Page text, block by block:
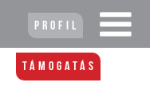
Profil
Támogatás